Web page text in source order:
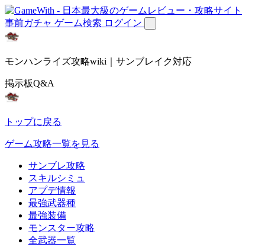
事前ガチャ ゲーム検索 ログイン
モンハンライズ攻略wiki｜サンブレイク対応
掲示板Q&A
トップに戻る
ゲーム攻略一覧を見る
サンブレ攻略
スキルシミュ
アプデ情報
最強武器種
最強装備
モンスター攻略
全武器一覧